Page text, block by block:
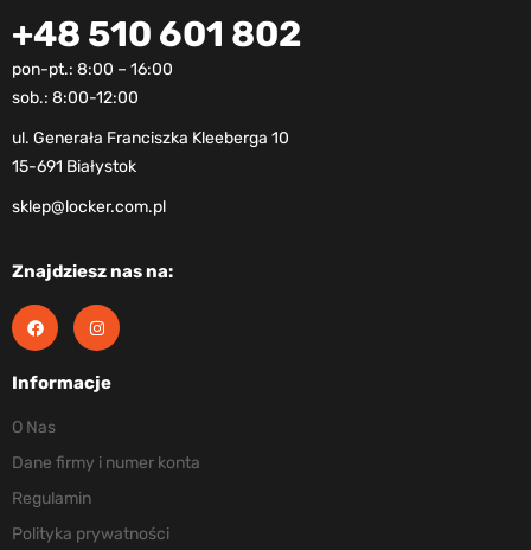
+48 510 601 802
pon-pt.: 8:00 – 16:00
sob.: 8:00-12:00
ul. Generała Franciszka Kleeberga 10
15-691 Białystok
sklep@locker.com.pl
Znajdziesz nas na:
Informacje
O Nas
Dane firmy i numer konta
Regulamin
Polityka prywatności